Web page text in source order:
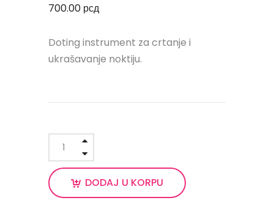
700.00 рсд
Doting instrument za crtanje i
ukrašavanje noktiju.
DODAJ U KORPU